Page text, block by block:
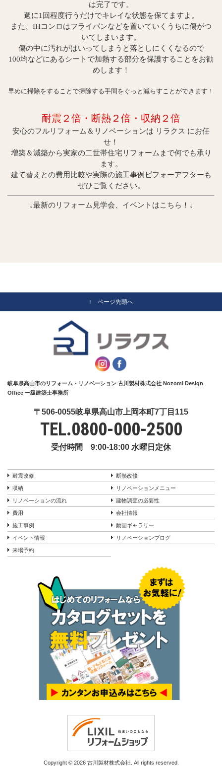
は完了です。
週に1回程度行うだけでキレイな状態を保てますよ。
また、IHコンロはフライパンなどを置いていくうちに傷がつ
いてしまいます。
傷の中に汚れがはいってしまうと落としにくくなるので
100均などにあるシートで加熱する部分を保護することをお勧
めします！
早めに掃除をすることで掃除する手間をぐっと減らすことができます！
耐震２倍・断熱２倍・収納２倍
安心のフルリフォーム＆リノベーションは リラクス にお任
せ！
増築＆減築から実家の二世帯住宅リフォームまで何でも承り
ます。
建て替えとの費用比較や実際の施工事例ビフォーアフターも
ぜひご覧ください。
↓最新のリフォーム見学会、イベントはこちら！↓
↑ ページ先頭へ
岐阜県高山市のリフォーム・リノベーション 古川製材株式会社 Nozomi Design
Office 一級建築士事務所
〒506-0055岐阜県高山市上岡本町7丁目115
TEL.0800-000-2500
受付時間 9:00-18:00 水曜日定休
耐震改修 断熱改修
収納 リノベーションメニュー
リノベーションの流れ 建物調査の必要性
費用 会社情報
施工事例 動画ギャラリー
イベント情報 リノベーションブログ
来場予約
Copyright © 2026 古川製材株式会社. All rights reserved.